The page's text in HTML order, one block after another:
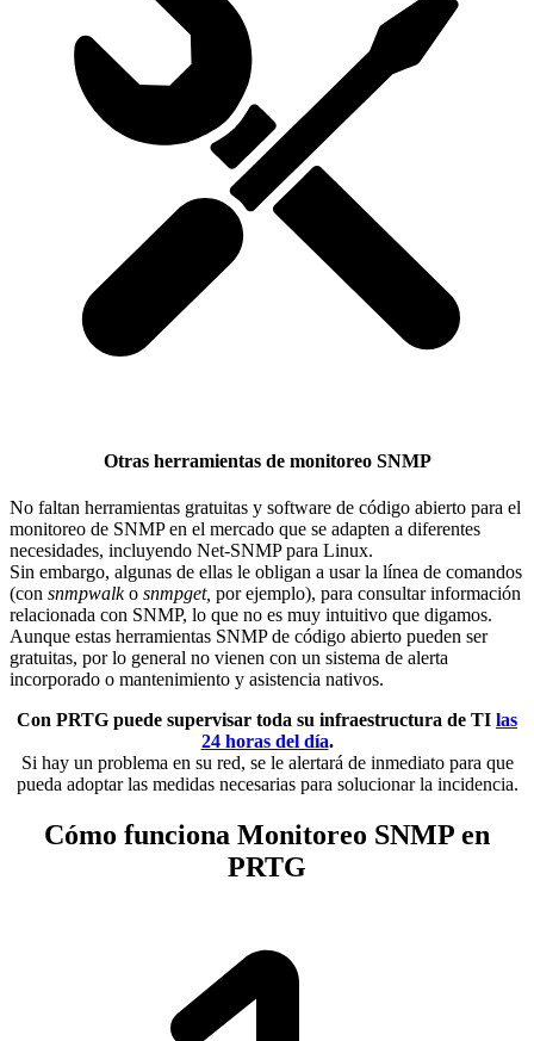
Otras herramientas de monitoreo SNMP
No faltan herramientas gratuitas y software de código abierto para el
monitoreo de SNMP en el mercado que se adapten a diferentes
necesidades, incluyendo Net-SNMP para Linux.
Sin embargo, algunas de ellas le obligan a usar la línea de comandos
(con snmpwalko snmpget, por ejemplo), para consultar información
relacionada con SNMP, lo que no es muy intuitivo que digamos.
Aunque estas herramientas SNMP de código abierto pueden ser
gratuitas, por lo general no vienen con un sistema de alerta
incorporado o mantenimiento y asistencia nativos.
Con PRTG puede supervisar toda su infraestructura de TI las
24 horas del día.
Si hay un problema en su red, se le alertará de inmediato para que
pueda adoptar las medidas necesarias para solucionar la incidencia.
Cómo funciona Monitoreo SNMP en
PRTG